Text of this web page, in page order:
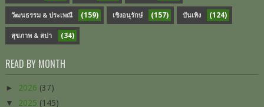
วัฒนธรรม & ประเพณี (159) เชิงอนุรักษ์ (157) บันเทิง (124)
สุขภาพ & สปา (34)
READ BY MONTH
► 2026 (37)
▼ 2025 (145)